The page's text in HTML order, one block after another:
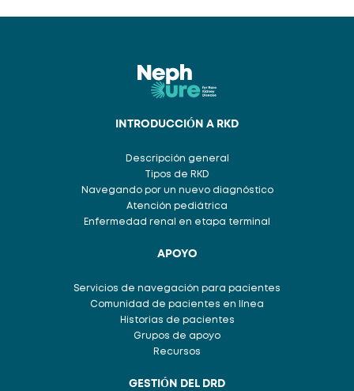
INTRODUCCIÓN A RKD
Descripción general
Tipos de RKD
Navegando por un nuevo diagnóstico
Atención pediátrica
Enfermedad renal en etapa terminal
APOYO
Servicios de navegación para pacientes
Comunidad de pacientes en línea
Historias de pacientes
Grupos de apoyo
Recursos
GESTIÓN DEL DRD